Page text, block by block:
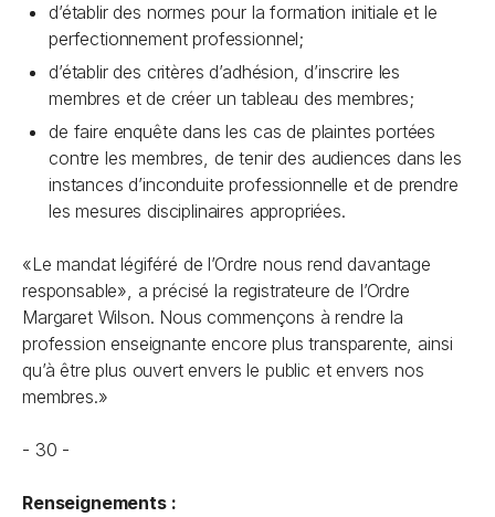
d’établir des normes pour la formation initiale et le
perfectionnement professionnel;
d’établir des critères d’adhésion, d’inscrire les
membres et de créer un tableau des membres;
de faire enquête dans les cas de plaintes portées
contre les membres, de tenir des audiences dans les
instances d’inconduite professionnelle et de prendre
les mesures disciplinaires appropriées.
«Le mandat légiféré de l’Ordre nous rend davantage
responsable», a précisé la registrateure de l’Ordre
Margaret Wilson. Nous commençons à rendre la
profession enseignante encore plus transparente, ainsi
qu’à être plus ouvert envers le public et envers nos
membres.»
- 30 -
Renseignements :